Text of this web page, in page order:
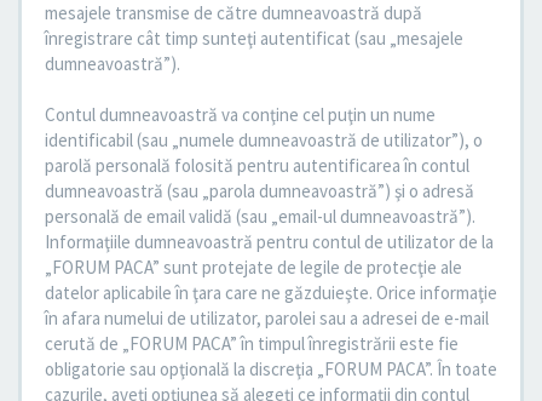
mesajele transmise de către dumneavoastră după
înregistrare cât timp sunteţi autentificat (sau „mesajele
dumneavoastră”).
Contul dumneavoastră va conţine cel puţin un nume
identificabil (sau „numele dumneavoastră de utilizator”), o
parolă personală folosită pentru autentificarea în contul
dumneavoastră (sau „parola dumneavoastră”) şi o adresă
personală de email validă (sau „email-ul dumneavoastră”).
Informaţiile dumneavoastră pentru contul de utilizator de la
„FORUM PACA” sunt protejate de legile de protecţie ale
datelor aplicabile în ţara care ne găzduieşte. Orice informaţie
în afara numelui de utilizator, parolei sau a adresei de e-mail
cerută de „FORUM PACA” în timpul înregistrării este fie
obligatorie sau opţională la discreţia „FORUM PACA”. În toate
cazurile, aveţi opţiunea să alegeţi ce informaţii din contul